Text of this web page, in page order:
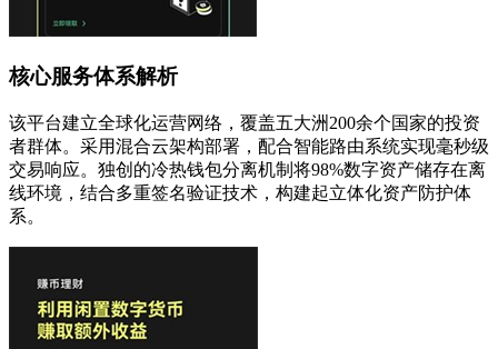
核心服务体系解析
该平台建立全球化运营网络，覆盖五大洲200余个国家的投资
者群体。采用混合云架构部署，配合智能路由系统实现毫秒级
交易响应。独创的冷热钱包分离机制将98%数字资产储存在离
线环境，结合多重签名验证技术，构建起立体化资产防护体
系。